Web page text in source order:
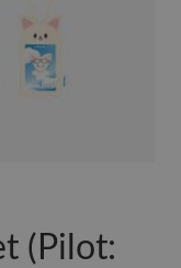
(Pilot: